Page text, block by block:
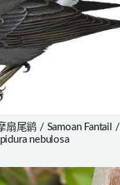
扇尾鹟 / Samoan Fantail /
nebulosa